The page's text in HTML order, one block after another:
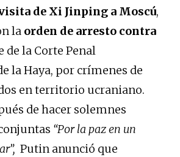
de Xi Jinping a Moscú,
la orden de arresto contra
de la Corte Penal
la Haya, por crímenes de
en territorio ucraniano.
de hacer solemnes
“Por la paz en un
Putin anunció que